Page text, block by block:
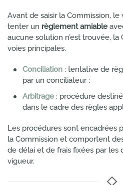
Avant de saisir la Commission,
tenter un règlement amiable
aucune solution n’est trouvée,
voies principales.
Conciliation : tentative de
par un conciliateur ;
Arbitrage : procédure
dans le cadre des règles
Les procédures sont encadrées
la Commission et comportent
de délai et de frais fixées par les
vigueur.